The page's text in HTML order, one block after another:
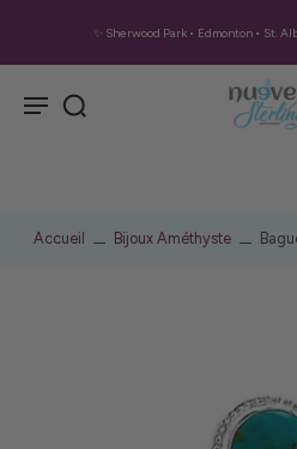
✨ Sherwood Park • Edmonton • St.
Accueil Bijoux Améthyste